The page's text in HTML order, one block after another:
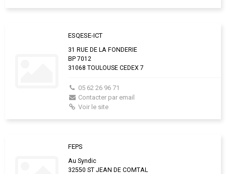
ESQESE-ICT
31 RUE DE LA FONDERIE
BP 7012
31068 TOULOUSE CEDEX 7
05 62 26 96 71
Contacter par email
Voir le site
FEPS
Au Syndic
32550 ST JEAN DE COMTAL